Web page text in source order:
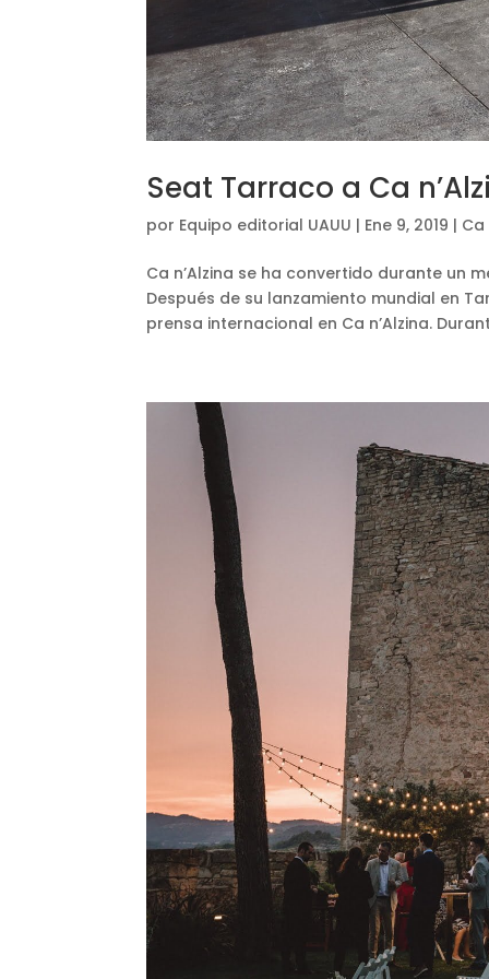
Seat Tarraco a Ca
por Equipo editorial UAUU | Ene 9, 2019 | Ca
Ca n’Alzina se ha convertido durante un
Después de su lanzamiento mundial en
prensa internacional en Ca n’Alzina.